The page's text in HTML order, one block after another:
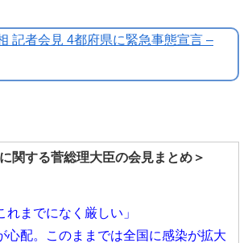
記者会見 4都府県に緊急事態宣言 –
関する菅総理大臣の会見まとめ＞
までになく厳しい」
心配。このままでは全国に感染が拡大